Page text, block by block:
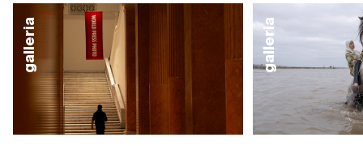
galleria galleria